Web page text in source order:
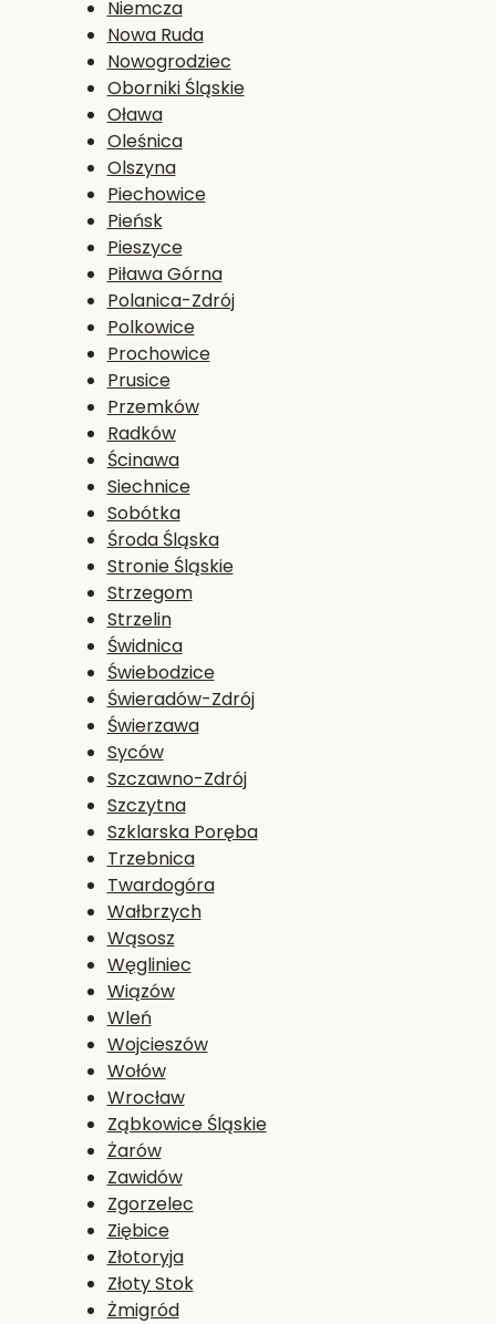
Niemcza
Nowa Ruda
Nowogrodziec
Oborniki Śląskie
Oława
Oleśnica
Olszyna
Piechowice
Pieńsk
Pieszyce
Piława Górna
Polanica-Zdrój
Polkowice
Prochowice
Prusice
Przemków
Radków
Ścinawa
Siechnice
Sobótka
Środa Śląska
Stronie Śląskie
Strzegom
Strzelin
Świdnica
Świebodzice
Świeradów-Zdrój
Świerzawa
Syców
Szczawno-Zdrój
Szczytna
Szklarska Poręba
Trzebnica
Twardogóra
Wałbrzych
Wąsosz
Węgliniec
Wiązów
Wleń
Wojcieszów
Wołów
Wrocław
Ząbkowice Śląskie
Żarów
Zawidów
Zgorzelec
Ziębice
Złotoryja
Złoty Stok
Żmigród